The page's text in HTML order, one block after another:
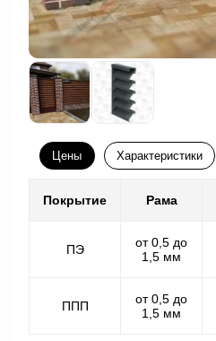
Цены Характеристики
Покрытие Рама
ПЭ
от 0,5 до
1,5 мм
ППП
от 0,5 до
1,5 мм